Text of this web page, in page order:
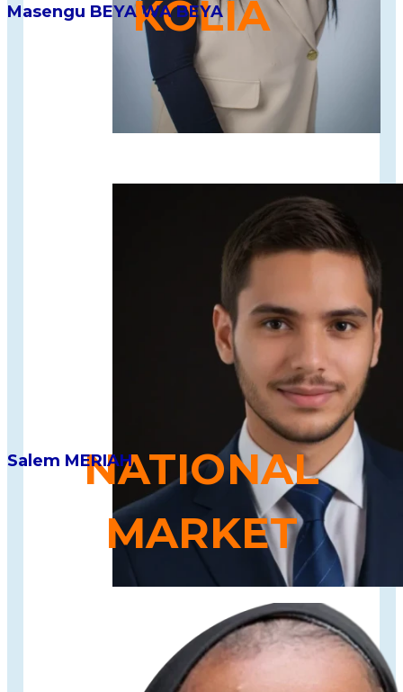
KOLIA
Solution qui permet aux restaurants de
présenter
leurs plats sous forme de vidéos interactives
d’offrir une expérience client plus immersive et
Masengu BEYA WA BEYA
NATIONAL
MARKET
revente des stocks invendus de grandes
à prix avantageux sur différentes
marketplaces.
Salem MERIAH